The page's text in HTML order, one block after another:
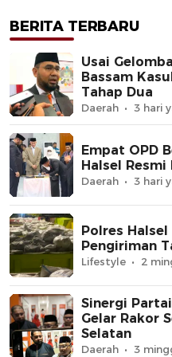
BERITA TERBARU
Usai
Bassam
Tahap Dua
Daerah 3 hari
Empat OPD
Halsel
Daerah 3 hari
Polres Halsel Bungkam Kasus
Pengiriman
Lifestyle 2
Sinergi
Gelar Rakor
Selatan
Daerah 3